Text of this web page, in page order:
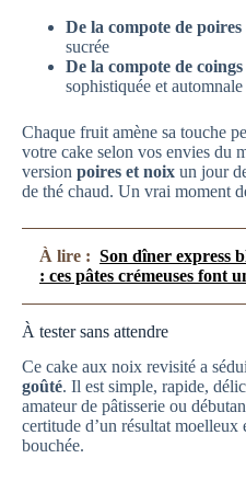
De la compote de poires
sucrée
De la compote de coings
sophistiquée et automnale
Chaque fruit amène sa touche
votre cake selon vos envies du
version poires et noix un jour
de thé chaud. Un vrai moment
À lire : Son dîner express
: ces pâtes crémeuses font
À tester sans attendre
Ce cake aux noix revisité a
goûté. Il est simple, rapide,
amateur de pâtisserie ou
certitude d’un résultat moelleux
bouchée.